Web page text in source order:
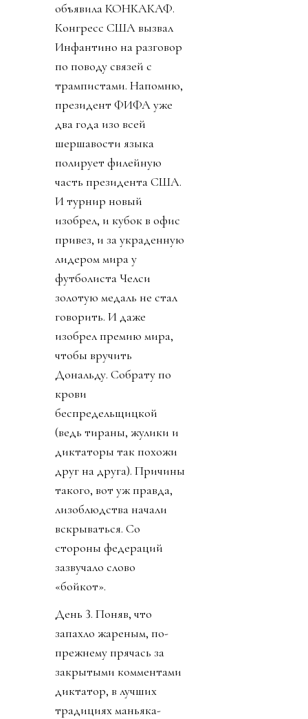
объявила КОНКАКАФ.
Конгресс США вызвал
Инфантино на разговор
по поводу связей с
трампистами. Напомню,
президент ФИФА уже
два года изо всей
шершавости языка
полирует филейную
часть президента США.
И турнир новый
изобрел, и кубок в офис
привез, и за украденную
лидером мира у
футболиста Челси
золотую медаль не стал
говорить. И даже
изобрел премию мира,
чтобы вручить
Дональду. Собрату по
крови
беспредельщицкой
(ведь тираны, жулики и
диктаторы так похожи
друг на друга). Причины
такого, вот уж правда,
лизоблюдства начали
вскрываться. Со
стороны федераций
зазвучало слово
«бойкот».
День 3. Поняв, что
запахло жареным, по-
прежнему прячась за
закрытыми комментами
диктатор, в лучших
традициях маньяка-